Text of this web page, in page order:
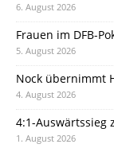
6. August 2026
Frauen im DFB-
5. August 2026
Nock übernimmt
4. August 2026
4:1-Auswärtssieg
1. August 2026